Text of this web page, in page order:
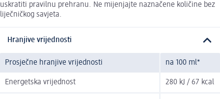
uskratiti pravilnu prehranu. Ne mijenjajte naznačene količine bez
liječničkog savjeta.
Hranjive vrijednosti
Prosječne hranjive vrijednosti na 100 ml*
Energetska vrijednost 280 kJ / 67 kcal